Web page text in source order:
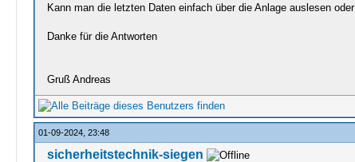
Kann man die letzten Daten einfach über die Anlage auslesen
Danke für die Antworten
Gruß Andreas
01-09-2024, 23:48
sicherheitstechnik-siegen